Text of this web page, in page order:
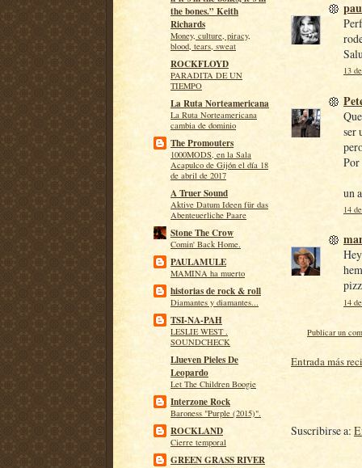
the bones.” Keith
Richards
Money, culture, piracy,
blood, tears, sweat
ROCKFLOYD
PARADITA DE UN
TIEMPO
La Ruta Norteamericana
La Ruta Norteamericana
cambia de dominio
The Promouters
1000MODS, en la Sala
Acapulco de Gijón el día 18
de abril de 2017
A Truer Sound
Aktive Datum Ideen für das
Abenteuerliche Paare
Stone The Crow
Comin' Back Home.
PAULAMULE
MAMINA ha muerto
historias de rock & roll
Diamantes y diamantes...
TSI-NA-PAH
LESLIE WEST .
SOUNDCHECK
Llueven Pieles De
Leopardo
Let The Children Boogie
Interzone Rock
Baroness "Purple (2015)".
ROCKLAND
Cierre temporal
GREEN GRASS RIVER
13
ser
Por
un
14
14
Publicar un
Entrada más
Suscribirse a: